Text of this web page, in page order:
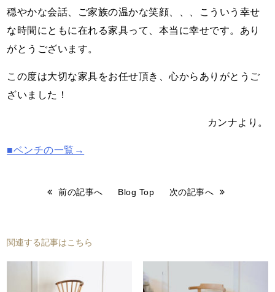
穏やかな会話、ご家族の温かな笑顔、、、こういう幸せ
な時間にともに在れる家具って、本当に幸せです。あり
がとうございます。
この度は大切な家具をお任せ頂き、心からありがとうご
ざいました！
カンナより。
■ベンチの一覧→
前の記事へ Blog Top 次の記事へ
関連する記事はこちら